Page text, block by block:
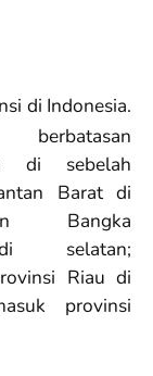
di Indonesia.
di sebelah
Barat di
Bangka
selatan;
Riau di
provinsi